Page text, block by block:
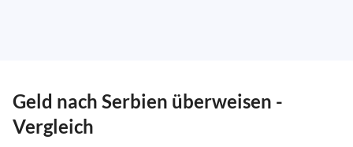
Geld nach Serbien überweisen -
Vergleich